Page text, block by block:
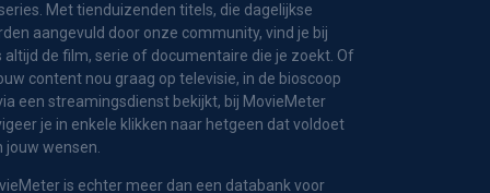
Met tienduizenden titels, die dagelijkse
aangevuld door onze community, vind je bij
altijd de film, serie of documentaire die je zoekt. Of
content nou graag op televisie, in de bioscoop
een streamingsdienst bekijkt, bij MovieMeter
je in enkele klikken naar hetgeen dat voldoet
jouw wensen.
is echter meer dan een databank voor